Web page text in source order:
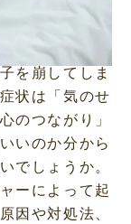
を崩してしま
状は「気のせ
のつながり」
いのか分から
でしょうか。
ーによって起
因や対処法、